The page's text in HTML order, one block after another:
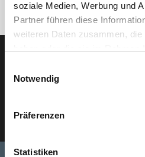
soziale Medien, Werbung und
Partner führen diese
weiteren Daten zusammen,
Notwendig
Präferenzen
Statistiken